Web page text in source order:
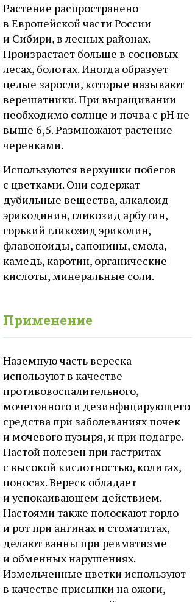
Растение распространено
в Европейской части России
и Сибири, в лесных районах.
Произрастает больше в сосновых
лесах, болотах. Иногда образует
целые заросли, которые называют
верешатники. При выращивании
необходимо солнце и почва с рН не
выше 6,5. Размножают растение
черенками.
Используются верхушки побегов
с цветками. Они содержат
дубильные вещества, алкалоид
эрикодинин, гликозид арбутин,
горький гликозид эриколин,
флавоноиды, сапонины, смола,
камедь, каротин, органические
кислоты, минеральные соли.
Применение
Наземную часть вереска
используют в качестве
противовоспалительного,
мочегонного и дезинфицирующего
средства при заболеваниях почек
и мочевого пузыря, и при подагре.
Настой полезен при гастритах
с высокой кислотностью, колитах,
поносах. Вереск обладает
и успокаивающем действием.
Настоями также полоскают горло
и рот при ангинах и стоматитах,
делают ванны при ревматизме
и обменных нарушениях.
Измельченные цветки используют
в качестве присыпки на ожоги,